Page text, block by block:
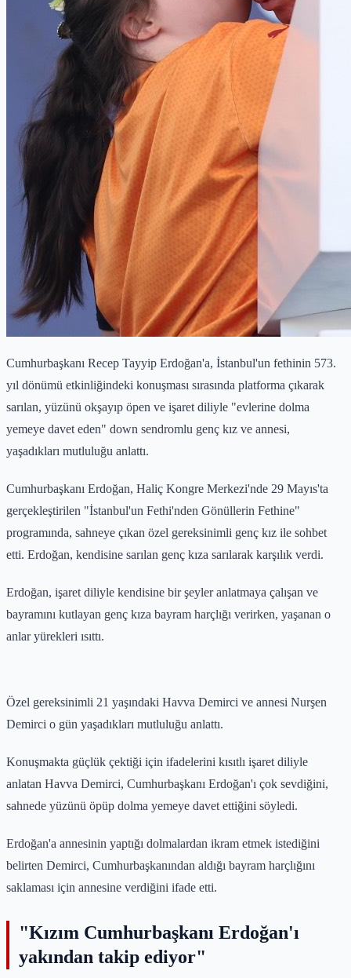
Cumhurbaşkanı Recep Tayyip Erdoğan'a, İstanbul'un fethinin 573.
yıl dönümü etkinliğindeki konuşması sırasında platforma çıkarak
sarılan, yüzünü okşayıp öpen ve işaret diliyle "evlerine dolma
yemeye davet eden" down sendromlu genç kız ve annesi,
yaşadıkları mutluluğu anlattı.
Cumhurbaşkanı Erdoğan, Haliç Kongre Merkezi'nde 29 Mayıs'ta
gerçekleştirilen "İstanbul'un Fethi'nden Gönüllerin Fethine"
programında, sahneye çıkan özel gereksinimli genç kız ile sohbet
etti. Erdoğan, kendisine sarılan genç kıza sarılarak karşılık verdi.
Erdoğan, işaret diliyle kendisine bir şeyler anlatmaya çalışan ve
bayramını kutlayan genç kıza bayram harçlığı verirken, yaşanan o
anlar yürekleri ısıttı.
Özel gereksinimli 21 yaşındaki Havva Demirci ve annesi Nurşen
Demirci o gün yaşadıkları mutluluğu anlattı.
Konuşmakta güçlük çektiği için ifadelerini kısıtlı işaret diliyle
anlatan Havva Demirci, Cumhurbaşkanı Erdoğan'ı çok sevdiğini,
sahnede yüzünü öpüp dolma yemeye davet ettiğini söyledi.
Erdoğan'a annesinin yaptığı dolmalardan ikram etmek istediğini
belirten Demirci, Cumhurbaşkanından aldığı bayram harçlığını
saklaması için annesine verdiğini ifade etti.
"Kızım Cumhurbaşkanı Erdoğan'ı
yakından takip ediyor"